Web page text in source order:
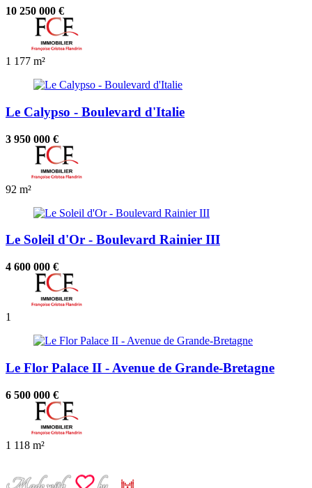
10 250 000 €
1 177 m²
Le Calypso - Boulevard d'Italie
3 950 000 €
92 m²
Le Soleil d'Or - Boulevard Rainier III
4 600 000 €
1
Le Flor Palace II - Avenue de Grande-Bretagne
6 500 000 €
1 118 m²